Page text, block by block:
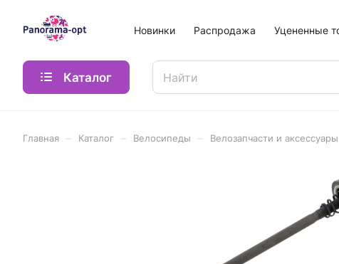
Новинки Распродажа Уцененные
Каталог
Главная Каталог Велосипеды Велозапчасти и аксессуары